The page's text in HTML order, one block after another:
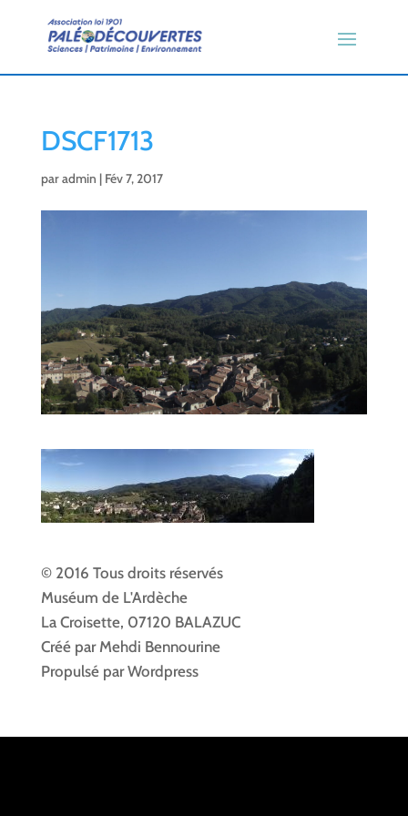
DSCF1713
paradmin | Fév 7, 2017
© 2016 Tous droits réservés
Muséum de L'Ardèche
La Croisette, 07120 BALAZUC
Créé par Mehdi Bennourine
Propulsé par Wordpress